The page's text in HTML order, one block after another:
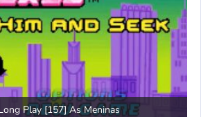
Play [157] As Meninas